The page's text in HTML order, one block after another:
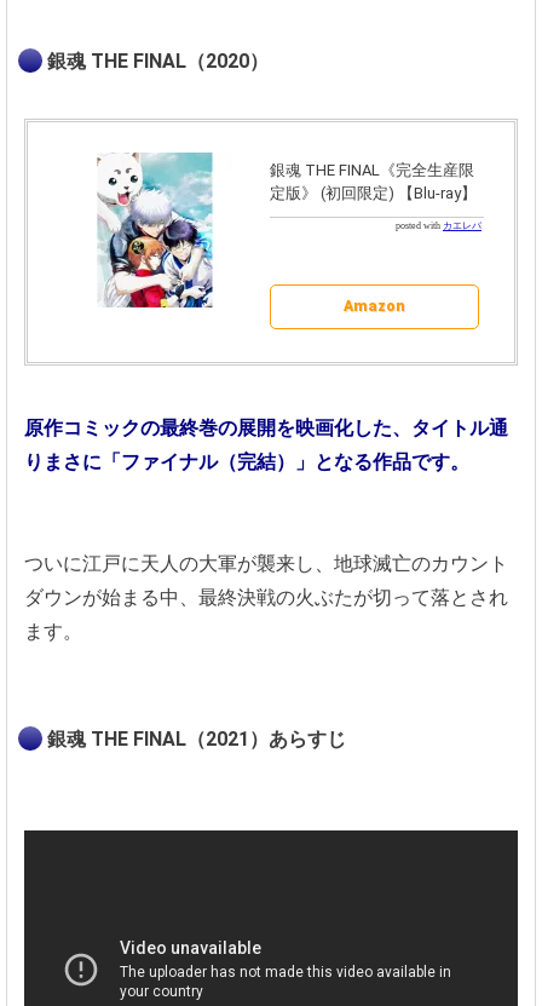
銀魂 THE FINAL（2020）
銀魂 THE FINAL《完全生産限
定版》 (初回限定) 【Blu-ray】
posted with カエレバ
Amazon
原作コミックの最終巻の展開を映画化した、タイトル通
りまさに「ファイナル（完結）」となる作品です。
ついに江戸に天人の大軍が襲来し、地球滅亡のカウント
ダウンが始まる中、最終決戦の火ぶたが切って落とされ
ます。
銀魂 THE FINAL（2021）あらすじ